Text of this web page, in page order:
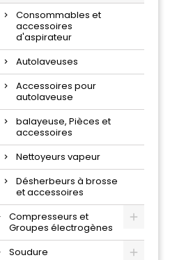
Consommables et
accessoires
d'aspirateur
Autolaveuses
Accessoires pour
autolaveuse
balayeuse, Pièces et
accessoires
Nettoyeurs vapeur
Désherbeurs à brosse
et accessoires
Compresseurs et
Groupes électrogènes
Soudure